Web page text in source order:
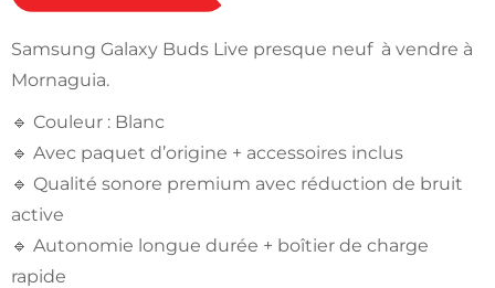
Samsung Galaxy Buds Live presque neuf à vendre à
Mornaguia.
🔹 Couleur : Blanc
🔹 Avec paquet d’origine + accessoires inclus
🔹 Qualité sonore premium avec réduction de bruit
active
🔹 Autonomie longue durée + boîtier de charge
rapide